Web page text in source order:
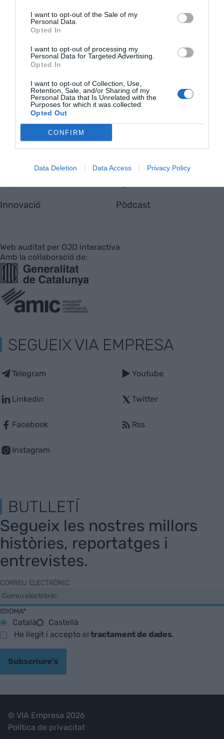
I want to opt-out of the Sale of my
Personal Data.
Opted In
I want to opt-out of processing my
Personal Data for Targeted Advertising.
Opted In
I want to opt-out of Collection, Use,
Retention, Sale, and/or Sharing of my
Personal Data that Is Unrelated with the
Purposes for which it was collected.
Opted Out
CONFIRM
Data Deletion Data Access Privacy Policy
Empresa
Qui som
Totmedia
EnpresaBIDEA
Última Hora
Innovació Pòdcast
Web auditat per OJD interactiva
Amb la col·laboració de:
SEGUEIX VIA EMPRESA
Telegram
Linkedin
Facebook
Instagram
Youtube
Twitter
Rss
BUTLLETÍ
Segueix les nostres millors
històries, reportatges i
entrevistes.
CORREU ELECTRÒNIC
IDIOMA*
Català
Castellà
He llegit i accepto eltractament de dades.
Subscriure's
© VIA Empresa 2026
Política de privacitat